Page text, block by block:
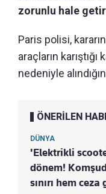
zorunlu hale
Paris polisi,
araçların
nedeniyle
ÖNERİLEN
DÜNYA
'Elektrikli
dönem!
sınırı hem